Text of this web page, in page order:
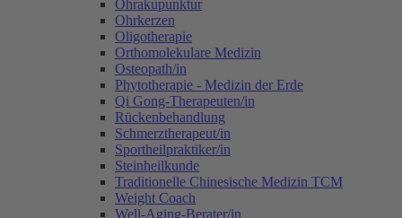
Ohrakupunktur
Ohrkerzen
Oligotherapie
Orthomolekulare Medizin
Osteopath/in
Phytotherapie - Medizin der Erde
Qi Gong-Therapeuten/in
Rückenbehandlung
Schmerztherapeut/in
Sportheilpraktiker/in
Steinheilkunde
Traditionelle Chinesische Medizin TCM
Weight Coach
Well-Aging-Berater/in